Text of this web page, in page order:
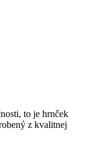
to je hrnček
z kvalitnej